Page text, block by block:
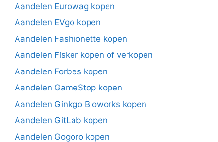
Aandelen Eurowag kopen
Aandelen EVgo kopen
Aandelen Fashionette kopen
Aandelen Fisker kopen of verkopen
Aandelen Forbes kopen
Aandelen GameStop kopen
Aandelen Ginkgo Bioworks kopen
Aandelen GitLab kopen
Aandelen Gogoro kopen